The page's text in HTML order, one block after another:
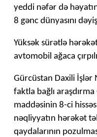
yeddi nəfər də
8 gənc dünyasını
Yüksək sürətlə
avtomobil ağaca
Gürcüstan Daxili
faktla bağlı
maddəsinin 8-ci
nəqliyyatın hərəkət
qaydalarının